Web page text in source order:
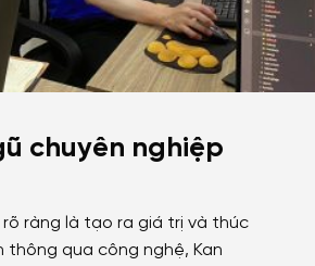
chuyên nghiệp
rõ ràng là tạo ra giá trị và thúc
thông qua công nghệ, Kan